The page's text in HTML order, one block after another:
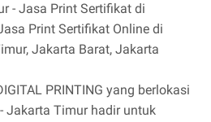
- Jasa Print Sertifikat di
Print Sertifikat Online di
Jakarta Barat, Jakarta
PRINTING yang berlokasi
Jakarta Timur hadir untuk